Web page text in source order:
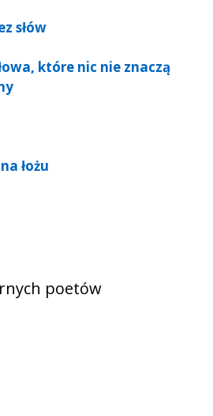
słów
które nic nie znaczą
łożu
poetów